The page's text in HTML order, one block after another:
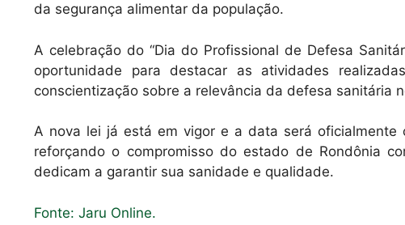
da segurança alimentar da população.
A celebração do “Dia do Profissional de Defesa
oportunidade para destacar as atividades
conscientização sobre a relevância da defesa sanitária
A nova lei já está em vigor e a data será oficialmente
reforçando o compromisso do estado de Rondônia
dedicam a garantir sua sanidade e qualidade.
Fonte: Jaru Online.